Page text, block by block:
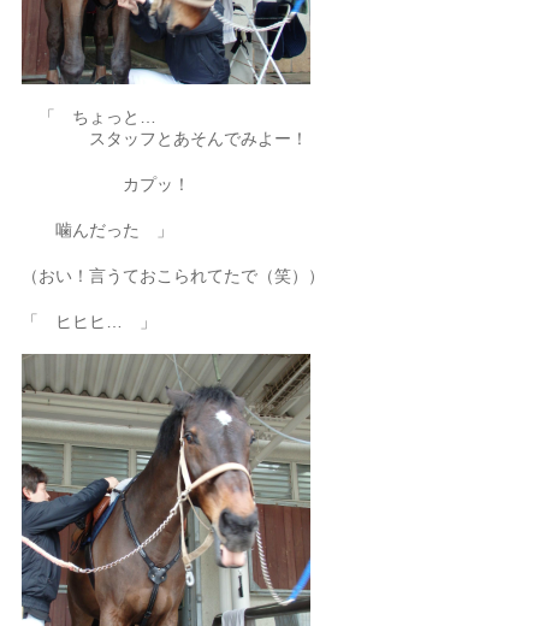
「 ちょっと…
スタッフとあそんでみよー！
カプッ！
噛んだった 」
（おい！言うておこられてたで（笑））
「 ヒヒヒ… 」